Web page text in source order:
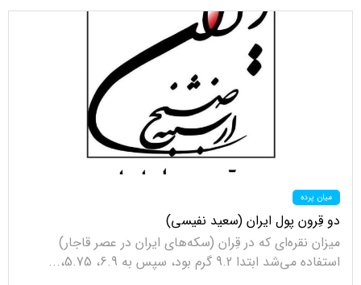
میان پرده
دو قِرون پول ایران (سعید نفیسی)
میزان نقره‌ای که در قِران (سکه‌های ایران در عصر قاجار)
استفاده می‌شد ابتدا 9.2 گرم بود، سپس به 6.9، 5.75،...